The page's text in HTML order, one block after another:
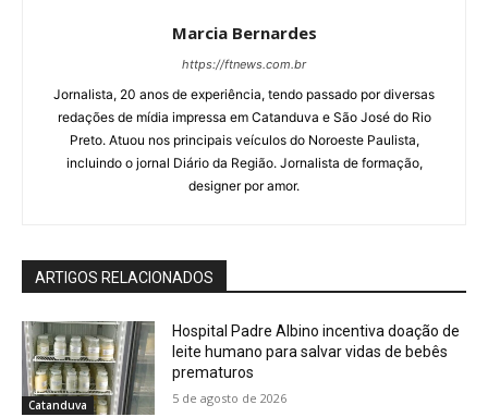
Marcia Bernardes
https://ftnews.com.br
Jornalista, 20 anos de experiência, tendo passado por diversas
redações de mídia impressa em Catanduva e São José do Rio
Preto. Atuou nos principais veículos do Noroeste Paulista,
incluindo o jornal Diário da Região. Jornalista de formação,
designer por amor.
ARTIGOS RELACIONADOS
Catanduva
Hospital Padre Albino incentiva doação de
leite humano para salvar vidas de bebês
prematuros
5 de agosto de 2026